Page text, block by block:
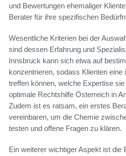
und Bewertungen ehemaliger
Berater für ihre spezifischen
Wesentliche Kriterien bei der
sind dessen Erfahrung und
Innsbruck kann sich etwa auf
konzentrieren, sodass Klienten eine
treffen können, welche Expertise
optimale Rechtshilfe Österreich in
Zudem ist es ratsam, ein erstes
vereinbaren, um die Chemie
testen und offene Fragen zu klären.
Ein weiterer wichtiger Aspekt ist die